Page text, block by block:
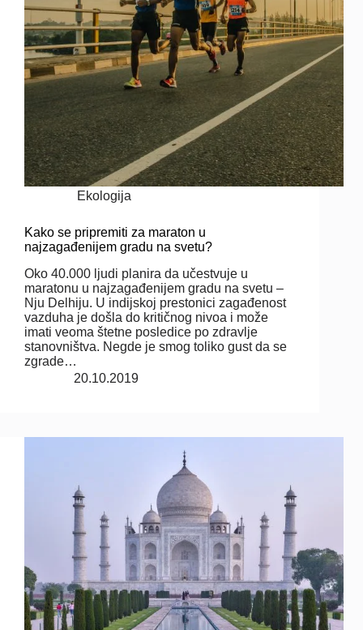
Ekologija
Kako se pripremiti za maraton u
najzagađenijem gradu na svetu?
Oko 40.000 ljudi planira da učestvuje u
maratonu u najzagađenijem gradu na svetu –
Nju Delhiju. U indijskoj prestonici zagađenost
vazduha je došla do kritičnog nivoa i može
imati veoma štetne posledice po zdravlje
stanovništva. Negde je smog toliko gust da se
zgrade…
20.10.2019